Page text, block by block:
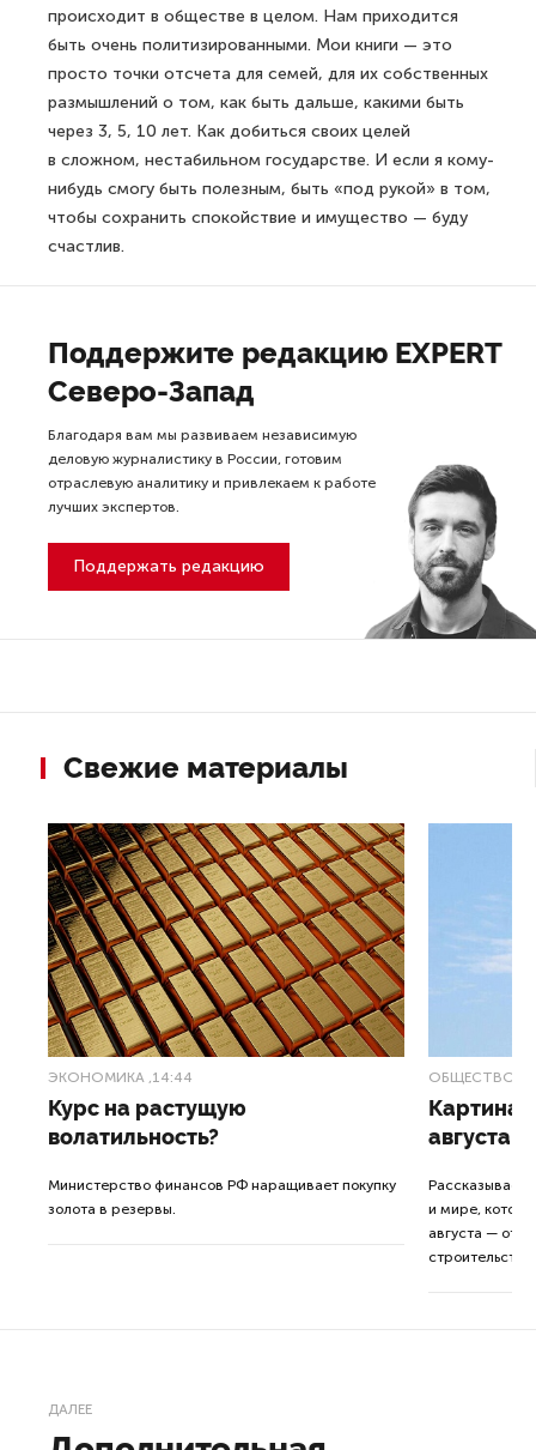
происходит в обществе в целом. Нам приходится
быть очень политизированными. Мои книги — это
просто точки отсчета для семей, для их собственных
размышлений о том, как быть дальше, какими быть
через 3, 5, 10 лет. Как добиться своих целей
в сложном, нестабильном государстве. И если я кому-
нибудь смогу быть полезным, быть «под рукой» в том,
чтобы сохранить спокойствие и имущество — буду
счастлив.
Поддержите редакцию EXPERT
Северо-Запад
Благодаря вам мы развиваем независимую
деловую журналистику в России, готовим
отраслевую аналитику и привлекаем к работе
лучших экспертов.
Поддержать редакцию
Свежие материалы
ЭКОНОМИКА ,14:44
Курс на растущую
волатильность?
Министерство финансов РФ наращивает покупку
золота в резервы.
ОБЩЕСТВО
Картина
августа
Рассказываем
и мире,
августа — от
ДАЛЕЕ